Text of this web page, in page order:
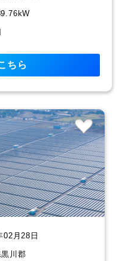
ちら
02月28日
川郡